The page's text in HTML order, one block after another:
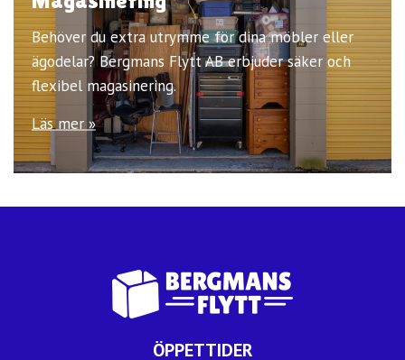
Behöver du extra utrymme för dina möbler eller
ägodelar? Bergmans Flytt AB erbjuder säker och
flexibel magasinering.
Läs mer »
ÖPPETTIDER